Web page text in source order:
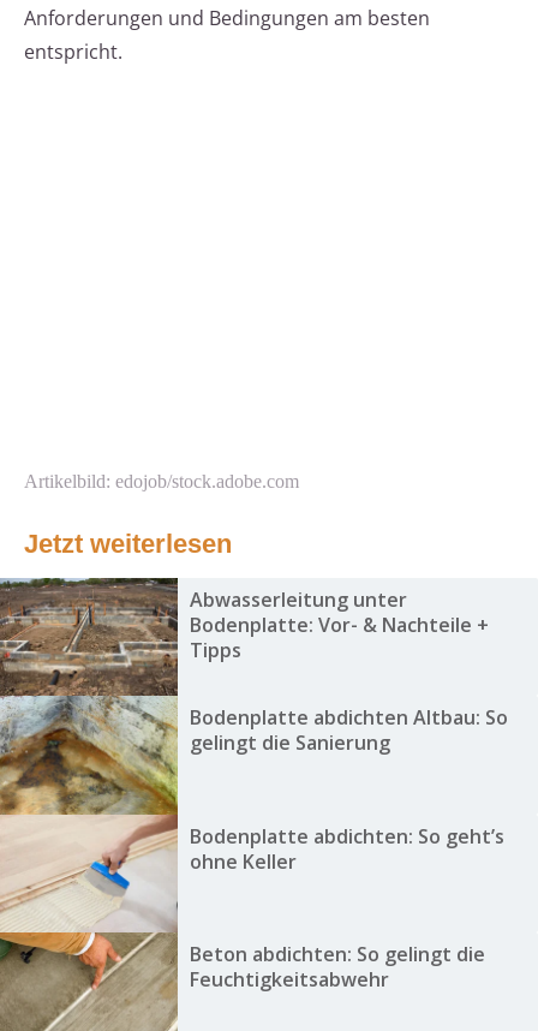
Anforderungen und Bedingungen am besten
entspricht.
Artikelbild: edojob/stock.adobe.com
Jetzt weiterlesen
Abwasserleitung unter
Bodenplatte: Vor- & Nachteile +
Tipps
Bodenplatte abdichten Altbau: So
gelingt die Sanierung
Bodenplatte abdichten: So geht’s
ohne Keller
Beton abdichten: So gelingt die
Feuchtigkeitsabwehr